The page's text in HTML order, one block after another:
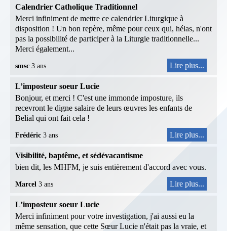
Calendrier Catholique Traditionnel
Merci infiniment de mettre ce calendrier Liturgique à
disposition ! Un bon repère, même pour ceux qui, hélas, n'ont
pas la possibilité de participer à la Liturgie traditionnelle...
Merci également...
smsc 3 ans Lire plus...
L’imposteur soeur Lucie
Bonjour, et merci ! C'est une immonde imposture, ils
recevront le digne salaire de leurs œuvres les enfants de
Belial qui ont fait cela !
Frédéric 3 ans Lire plus...
Visibilité, baptême, et sédévacantisme
bien dit, les MHFM, je suis entièrement d'accord avec vous.
Marcel 3 ans Lire plus...
L’imposteur soeur Lucie
Merci infiniment pour votre investigation, j'ai aussi eu la
même sensation, que cette Sœur Lucie n'était pas la vraie, et